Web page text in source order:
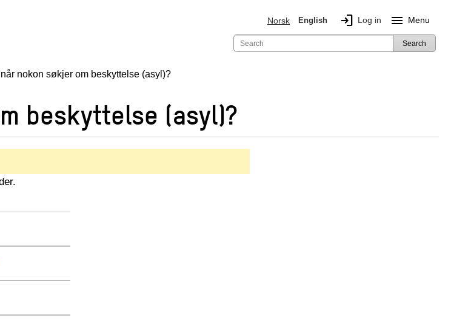
Norsk English login Log in menu Menu
Search
nokon søkjer om beskyttelse (asyl)?
beskyttelse (asyl)?